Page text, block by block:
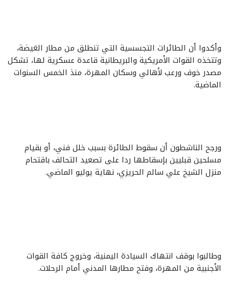
وأكدوا أن الطائرات التجسسية التي تنطلق من مطار الغيضة،
وتتخذه القوات الأمريكية والبريطانية قاعدة عسكرية لها، تشكل
مصدر خوف ورعب لأهالي وسكان المهرة، منذ الخمس السنوات
الماضية.
ورجح الناشطون أن سقوط الطائرة بسبب خلل فني، أو بقيام
مسلحين قبليين بإسقاطها ردا على تصعيد التحالف باقتحام
منزل الشيخ علي سالم الحريزي، نهاية يوليو الماضي.
وطالبوا بوقف انتهاك السيادة اليمنية، وخروج كافة القوات
الأجنبية من المهرة، وفتح مطارها المدني أمام الرحلات.